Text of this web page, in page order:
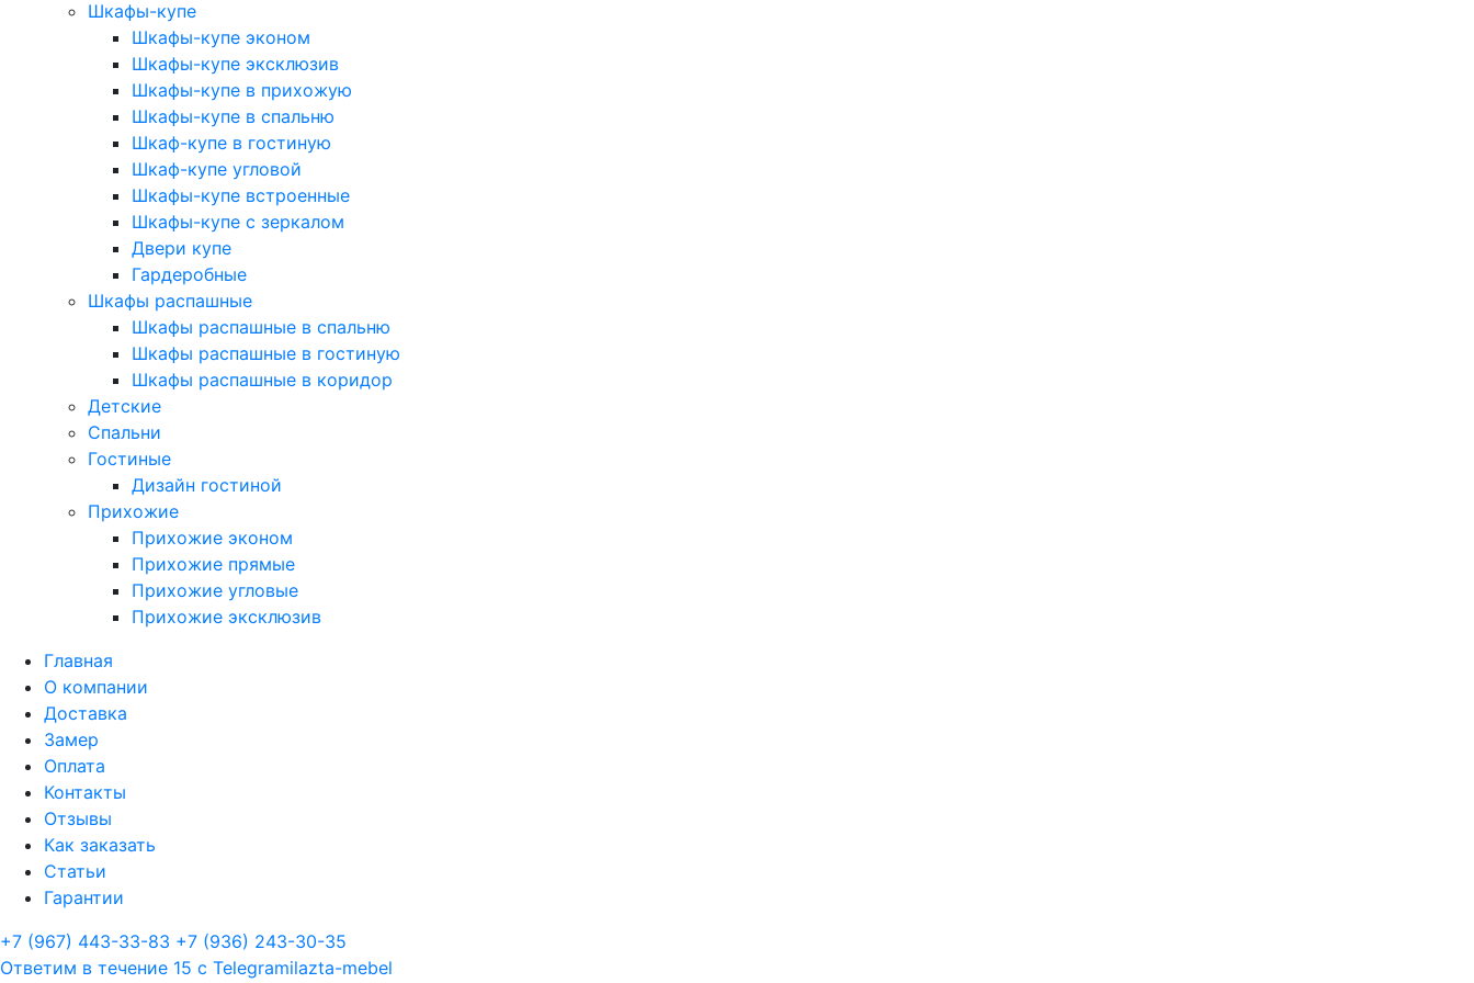
Шкафы-купе
Шкафы-купе эконом
Шкафы-купе эксклюзив
Шкафы-купе в прихожую
Шкафы-купе в спальню
Шкаф-купе в гостиную
Шкаф-купе угловой
Шкафы-купе встроенные
Шкафы-купе с зеркалом
Двери купе
Гардеробные
Шкафы распашные
Шкафы распашные в спальню
Шкафы распашные в гостиную
Шкафы распашные в коридор
Детские
Спальни
Гостиные
Дизайн гостиной
Прихожие
Прихожие эконом
Прихожие прямые
Прихожие угловые
Прихожие эксклюзив
Главная
О компании
Доставка
Замер
Оплата
Контакты
Отзывы
Как заказать
Статьи
Гарантии
+7 (967) 443-33-83 +7 (936) 243-30-35
Ответим в течение 15 с Telegramilazta-mebel